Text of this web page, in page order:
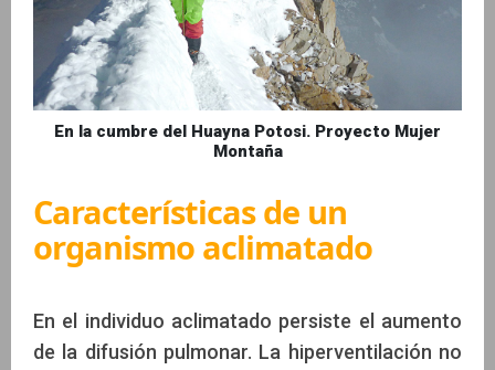
En la cumbre del Huayna Potosi. Proyecto Mujer
Montaña
Características de un
organismo aclimatado
En el individuo aclimatado persiste el aumento
de la difusión pulmonar. La hiperventilación no